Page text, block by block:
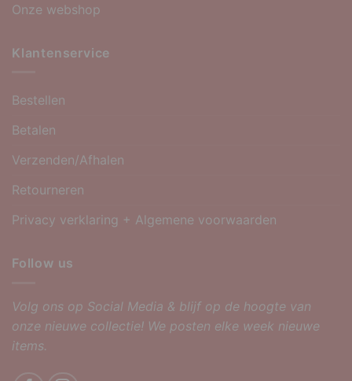
Onze webshop
Klantenservice
Bestellen
Betalen
Verzenden/Afhalen
Retourneren
Privacy verklaring + Algemene voorwaarden
Follow us
Volg ons op Social Media & blijf op de hoogte van
onze nieuwe collectie! We posten elke week nieuwe
items.